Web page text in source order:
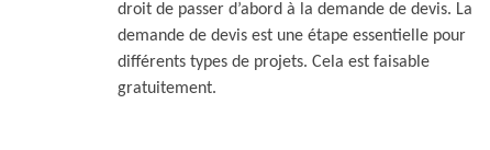
droit de passer d’abord à la demande de devis. La
demande de devis est une étape essentielle pour
différents types de projets. Cela est faisable
gratuitement.